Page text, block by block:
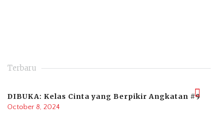
Terbaru
DIBUKA: Kelas Cinta yang Berpikir Angkatan #9
October 8, 2024